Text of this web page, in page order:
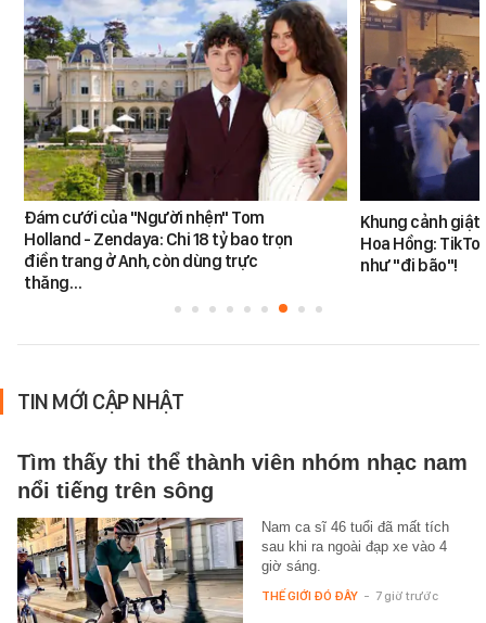
Đám cưới của "Người nhện" Tom
Holland - Zendaya: Chi 18 tỷ bao trọn
điền trang ở Anh, còn dùng trực
thăng…
Khung cảnh
Hoa Hồng:
như "đi bão"!
TIN MỚI CẬP NHẬT
Tìm thấy thi thể thành viên nhóm nhạc nam
nổi tiếng trên sông
Nam ca sĩ 46 tuổi đã mất tích
sau khi ra ngoài đạp xe vào 4
giờ sáng.
THẾ GIỚI ĐÓ ĐÂY - 7 giờ trước